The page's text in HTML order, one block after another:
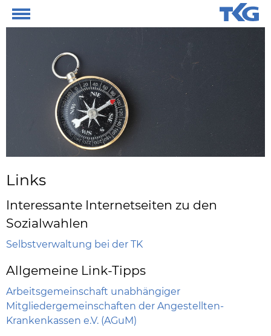
Links
Interessante Internetseiten zu den
Sozialwahlen
Selbstverwaltung bei der TK
Allgemeine Link-Tipps
Arbeitsgemeinschaft unabhängiger
Mitgliedergemeinschaften der Angestellten-
Krankenkassen e.V. (AGuM)